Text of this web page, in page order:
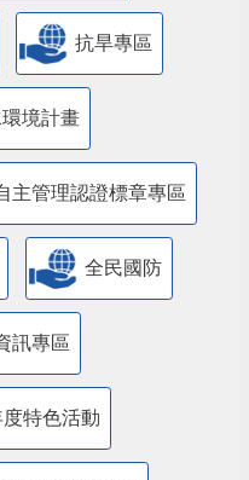
抗旱專區
境計畫
主管理認證標章專區
全民國防
訊專區
特色活動